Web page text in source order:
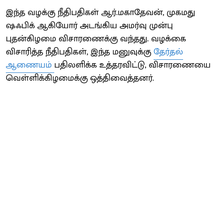
இந்த வழக்கு நீதிபதிகள் ஆர்.மகாதேவன், முகமது
ஷஃபிக் ஆகியோர் அடங்கிய அமர்வு முன்பு
புதன்கிழமை விசாரணைக்கு வந்தது. வழக்கை
விசாரித்த நீதிபதிகள், இந்த மனுவுக்குதேர்தல்
ஆணையம் பதிலளிக்க உத்தரவிட்டு, விசாரணையை
வெள்ளிக்கிழமைக்கு ஒத்திவைத்தனர்.